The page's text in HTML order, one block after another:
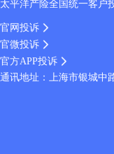
太平洋产险全国统一客户
官网投诉
官微投诉
官方APP投诉
通讯地址：上海市银城中